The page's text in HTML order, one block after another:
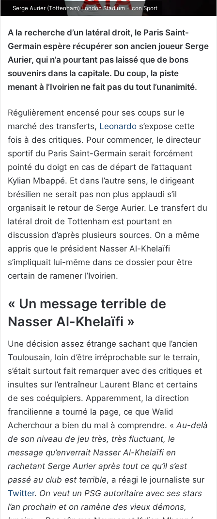
Serge Aurier (Tottenham) London Stadium - Icon Sport
A la recherche d’un latéral droit, le Paris Saint-
Germain espère récupérer son ancien joueur Serge
Aurier, qui n’a pourtant pas laissé que de bons
souvenirs dans la capitale. Du coup, la piste
menant à l’Ivoirien ne fait pas du tout l’unanimité.
Régulièrement encensé pour ses coups sur le
marché des transferts, Leonardo s’expose cette
fois à des critiques. Pour commencer, le directeur
sportif du Paris Saint-Germain serait forcément
pointé du doigt en cas de départ de l’attaquant
Kylian Mbappé. Et dans l’autre sens, le dirigeant
brésilien ne serait pas non plus applaudi s’il
organisait le retour de Serge Aurier. Le transfert du
latéral droit de Tottenham est pourtant en
discussion d’après plusieurs sources. On a même
appris que le président Nasser Al-Khelaïfi
s’impliquait lui-même dans ce dossier pour être
certain de ramener l’Ivoirien.
« Un message terrible de
Nasser Al-Khelaïfi »
Une décision assez étrange sachant que l’ancien
Toulousain, loin d’être irréprochable sur le terrain,
s’était surtout fait remarquer avec des critiques et
insultes sur l’entraîneur Laurent Blanc et certains
de ses coéquipiers. Apparemment, la direction
francilienne a tourné la page, ce que Walid
Acherchour a bien du mal à comprendre. «Au-delà
de son niveau de jeu très, très fluctuant, le
message qu’enverrait Nasser Al-Khelaïfi en
rachetant Serge Aurier après tout ce qu’il s’est
passé au club est terrible, a réagi le journaliste sur
Twitter. On veut un PSG autoritaire avec ses stars
l’an prochain et on ramène des vieux démons,